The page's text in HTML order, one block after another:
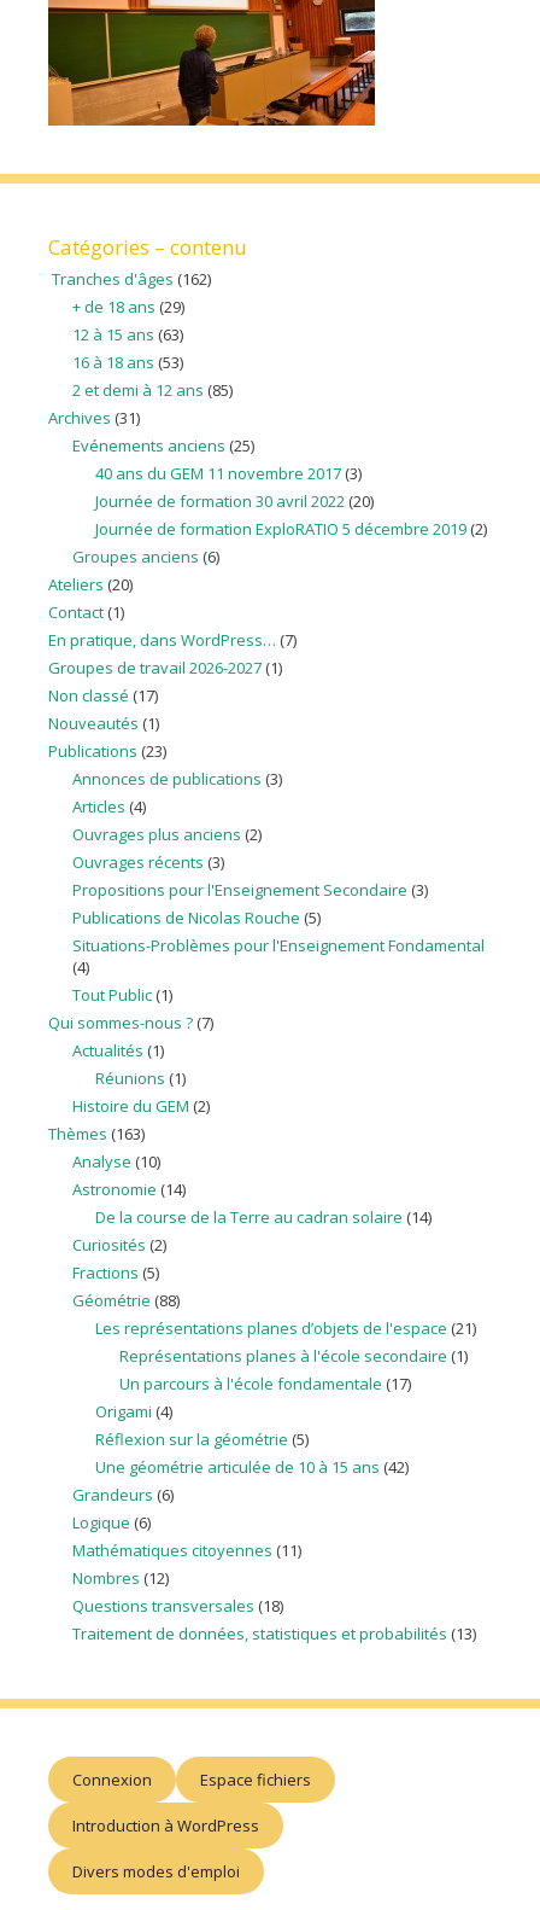
Catégories – contenu
Tranches d'âges (162)
+ de 18 ans (29)
12 à 15 ans (63)
16 à 18 ans (53)
2 et demi à 12 ans (85)
Archives (31)
Evénements anciens (25)
40 ans du GEM 11 novembre 2017 (3)
Journée de formation 30 avril 2022 (20)
Journée de formation ExploRATIO 5 décembre 2019 (2)
Groupes anciens (6)
Ateliers (20)
Contact (1)
En pratique, dans WordPress… (7)
Groupes de travail 2026-2027 (1)
Non classé (17)
Nouveautés (1)
Publications (23)
Annonces de publications (3)
Articles (4)
Ouvrages plus anciens (2)
Ouvrages récents (3)
Propositions pour l'Enseignement Secondaire (3)
Publications de Nicolas Rouche (5)
Situations-Problèmes pour l'Enseignement Fondamental
(4)
Tout Public(1)
Qui sommes-nous ? (7)
Actualités (1)
Réunions (1)
Histoire du GEM (2)
Thèmes (163)
Analyse (10)
Astronomie (14)
De la course de la Terre au cadran solaire (14)
Curiosités (2)
Fractions (5)
Géométrie (88)
Les représentations planes d’objets de l'espace (21)
Représentations planes à l'école secondaire (1)
Un parcours à l'école fondamentale (17)
Origami (4)
Réflexion sur la géométrie (5)
Une géométrie articulée de 10 à 15 ans (42)
Grandeurs (6)
Logique (6)
Mathématiques citoyennes (11)
Nombres (12)
Questions transversales (18)
Traitement de données, statistiques et probabilités (13)
Connexion Espace fichiers
Introduction à WordPress
Divers modes d'emploi